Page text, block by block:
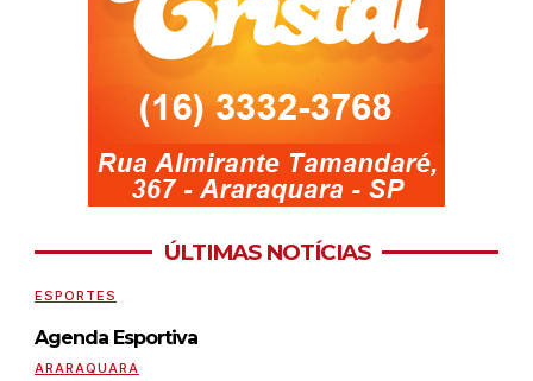
ÚLTIMAS NOTÍCIAS
ESPORTES
Agenda Esportiva
ARARAQUARA